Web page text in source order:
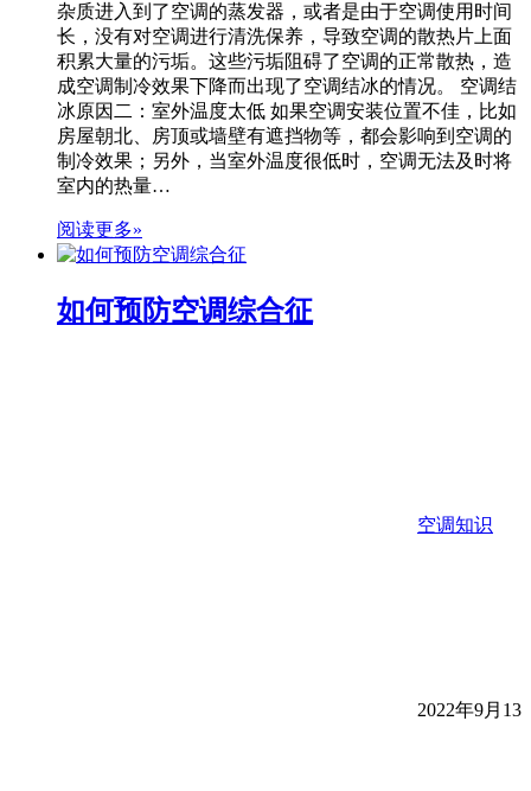
杂质进入到了空调的蒸发器，或者是由于空调使用时间
长，没有对空调进行清洗保养，导致空调的散热片上面
积累大量的污垢。这些污垢阻碍了空调的正常散热，造
成空调制冷效果下降而出现了空调结冰的情况。 空调结
冰原因二：室外温度太低 如果空调安装位置不佳，比如
房屋朝北、房顶或墙壁有遮挡物等，都会影响到空调的
制冷效果；另外，当室外温度很低时，空调无法及时将
室内的热量…
阅读更多»
如何预防空调综合征
空调知识
2022年9月13